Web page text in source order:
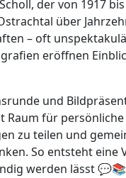
der von 1917
über
– oft
eröffnen
und
für
zu teilen und
So entsteht eine
werden lässt